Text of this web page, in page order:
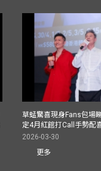
草蜢驚喜現身Fans包場
定4月紅館打Call手勢配
2026-03-30
更多